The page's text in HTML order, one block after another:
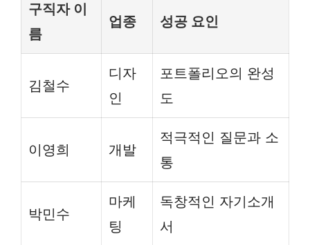
구직자 이
름
업종 성공 요인
김철수
디자
인
포트폴리오의 완성
도
이영희 개발
적극적인 질문과 소
통
박민수
마케
팅
독창적인 자기소개
서